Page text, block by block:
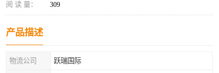
阅 读 量： 309
产品描述
物流公司 跃瑞国际